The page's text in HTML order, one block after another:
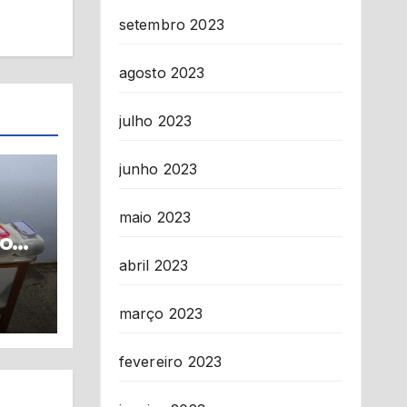
setembro 2023
agosto 2023
julho 2023
junho 2023
maio 2023
abril 2023
março 2023
fevereiro 2023